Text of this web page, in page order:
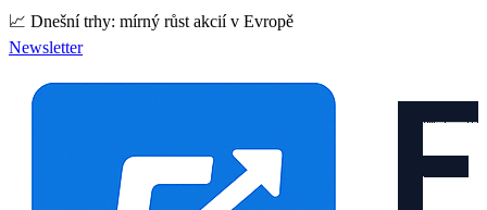
📈 Dnešní trhy: mírný růst akcií v Evropě
Newsletter